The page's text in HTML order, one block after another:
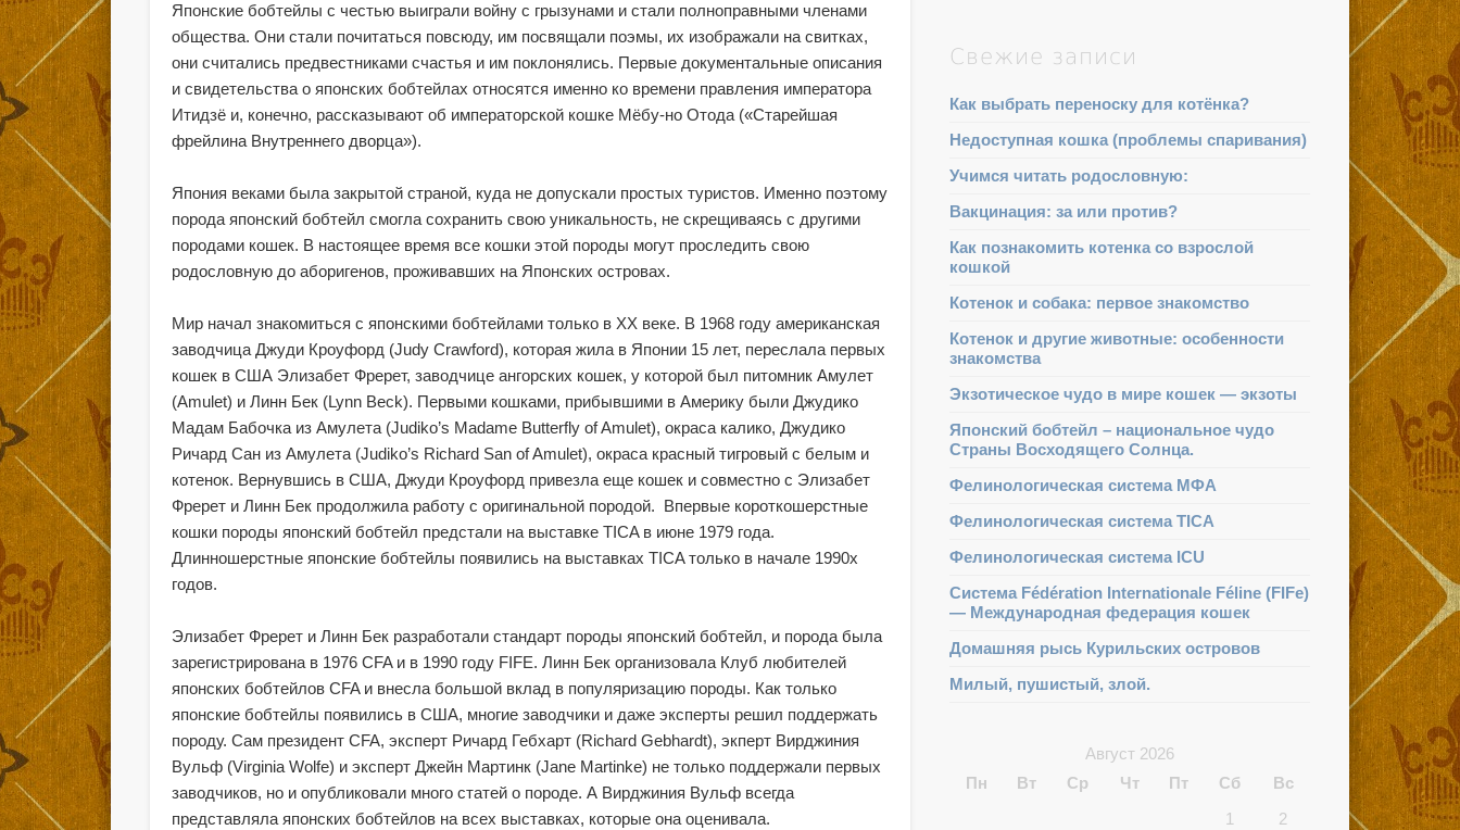
Японские бобтейлы с честью выиграли войну с грызунами и стали полноправными членами
общества. Они стали почитаться повсюду, им посвящали поэмы, их изображали на свитках,
они считались предвестниками счастья и им поклонялись. Первые документальные описания
и свидетельства о японских бобтейлах относятся именно ко времени правления императора
Итидзё и, конечно, рассказывают об императорской кошке Мёбу-но Отода («Старейшая
фрейлина Внутреннего дворца»).
Япония веками была закрытой страной, куда не допускали простых туристов. Именно поэтому
порода японский бобтейл смогла сохранить свою уникальность, не скрещиваясь с другими
породами кошек. В настоящее время все кошки этой породы могут проследить свою
родословную до аборигенов, проживавших на Японских островах.
Мир начал знакомиться с японскими бобтейлами только в ХХ веке. В 1968 году американская
заводчица Джуди Кроуфорд (Judy Crawford), которая жила в Японии 15 лет, переслала первых
кошек в США Элизабет Фререт, заводчице ангорских кошек, у которой был питомник Амулет
(Amulet) и Линн Бек (Lynn Beck). Первыми кошками, прибывшими в Америку были Джудико
Мадам Бабочка из Амулета (Judiko’s Madame Butterfly of Amulet), окраса калико, Джудико
Ричард Сан из Амулета (Judiko’s Richard San of Amulet), окраса красный тигровый с белым и
котенок. Вернувшись в США, Джуди Кроуфорд привезла еще кошек и совместно с Элизабет
Фререт и Линн Бек продолжила работу с оригинальной породой. Впервые короткошерстные
кошки породы японский бобтейл предстали на выставке TICA в июне 1979 года.
Длинношерстные японские бобтейлы появились на выставках TICA только в начале 1990х
годов.
Элизабет Фререт и Линн Бек разработали стандарт породы японский бобтейл, и порода была
зарегистрирована в 1976 CFA и в 1990 году FIFE. Линн Бек организовала Клуб любителей
японских бобтейлов CFA и внесла большой вклад в популяризацию породы. Как только
японские бобтейлы появились в США, многие заводчики и даже эксперты решил поддержать
породу. Сам президент CFA, эксперт Ричард Гебхарт (Richard Gebhardt), экперт Вирджиния
Вульф (Virginia Wolfe) и эксперт Джейн Мартинк (Jane Martinke) не только поддержали первых
заводчиков, но и опубликовали много статей о породе. А Вирджиния Вульф всегда
представляла японских бобтейлов на всех выставках, которые она оценивала.
Свежие записи
Как выбрать переноску для котёнка?
Недоступная кошка (проблемы спаривания)
Учимся читать родословную:
Вакцинация: за или против?
Как познакомить котенка со взрослой
кошкой
Котенок и собака: первое знакомство
Котенок и другие животные: особенности
знакомства
Экзотическое чудо в мире кошек — экзоты
Японский бобтейл – национальное чудо
Страны Восходящего Солнца.
Фелинологическая система МФА
Фелинологическая система TICA
Фелинологическая система ICU
Система Fédération Internationale Féline (FIFe)
— Международная федерация кошек
Домашняя рысь Курильских островов
Милый, пушистый, злой.
Август 2026
Пн
Вт Ср Чт Пт Сб Вс
1
2